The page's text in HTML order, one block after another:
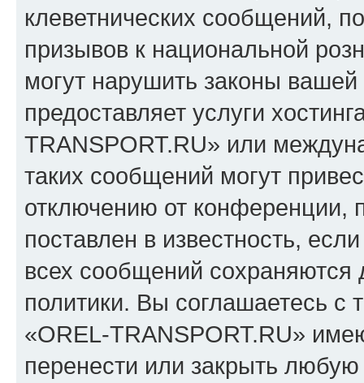
клеветнических сообщений,
призывов к национальной
могут нарушить законы
предоставляет услуги
TRANSPORT.RU» или
таких сообщений могут
отключению от конференции,
поставлен в известность,
всех сообщений сохраняются
политики. Вы соглашаетесь
«OREL-TRANSPORT.RU»
перенести или закрыть